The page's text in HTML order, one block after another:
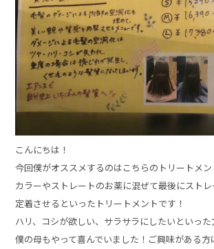
こんにちは！
今回僕がオススメするのはこちらのトリートメン
カラーやストレートのお薬に混ぜて最後にスト
定着させるといったトリートメントです！
ハリ、コシが欲しい、サラサラにしたいといった
僕の母もやって喜んでいました！ご興味がある方